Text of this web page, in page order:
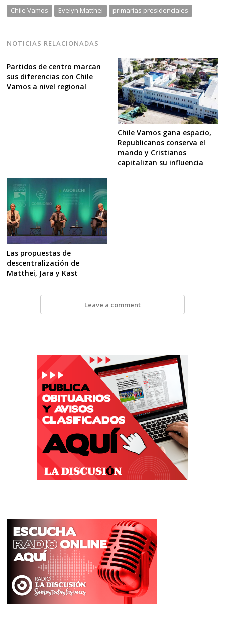
Chile Vamos Evelyn Matthei primarias presidenciales
NOTICIAS RELACIONADAS
Partidos de centro marcan
sus diferencias con Chile
Vamos a nivel regional
Chile Vamos gana espacio,
Republicanos conserva el
mando y Cristianos
capitalizan su influencia
Las propuestas de
descentralización de
Matthei, Jara y Kast
Leave a comment